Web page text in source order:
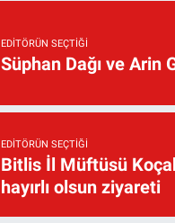
EDITÖRÜN SEÇTIĞI
Süphan Dağı ve Arin
EDITÖRÜN SEÇTIĞI
Bitlis İl Müftüsü
hayırlı olsun ziyareti